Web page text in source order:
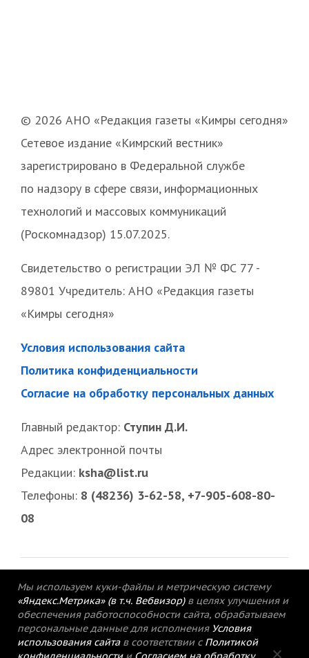
© 2026 АНО «Редакция газеты «Кимры сегодня»
Сетевое издание «Кимрский вестник»
зарегистрировано в Федеральной службе
по надзору в сфере связи, информационных
технологий и массовых коммуникаций
(Роскомнадзор) 15.07.2025.
Свидетельство о регистрации ЭЛ № ФС 77 -
89801 Учредитель: АНО «Редакция газеты
«Кимры сегодня»
Условия использования сайта
Политика конфиденциальности
Согласие на обработку персональных данных
Главный редактор: Ступин Д.И.
Адрес электронной почты
Редакции: ksha@list.ru
Телефоны: 8 (48236) 3-62-58, +7-905-608-80-
08
Мы используем куки-файлы и метрическую систему
«Яндекс.Метрика» (в т.ч. Вебвизор) в целях улучшения и
обеспечения работоспособности сайта, обрабатываем
персональные данные для исполнения Условия
использования сайтав соответствии с Политикой